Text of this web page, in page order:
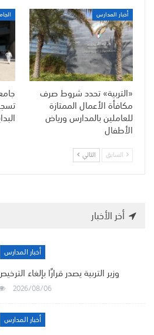
أخبار المدارس
«التربية» تحدد شروط صرف
مكافأة الأعمال الممتازة
للعاملين بالمدارس ورياض
الأطفال
البداية
السابق التالي
أخر الأخبار
أخبار المدارس
وزير التربية يصدر قرارًا بإلغاء
2026/08/06
أخبار المدارس